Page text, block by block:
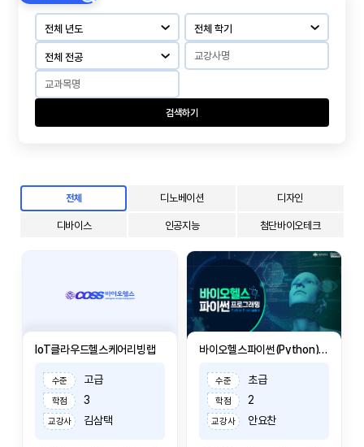
검색하기
전체 디노베이션 디자인
디바이스 인공지능 첨단바이오테크
IoT클라우드헬스케어리빙랩
수준 고급
학점 3
교강사 김삼택
바이오헬스파이썬(Python)프로그래밍
수준 초급
학점 2
교강사 안요찬